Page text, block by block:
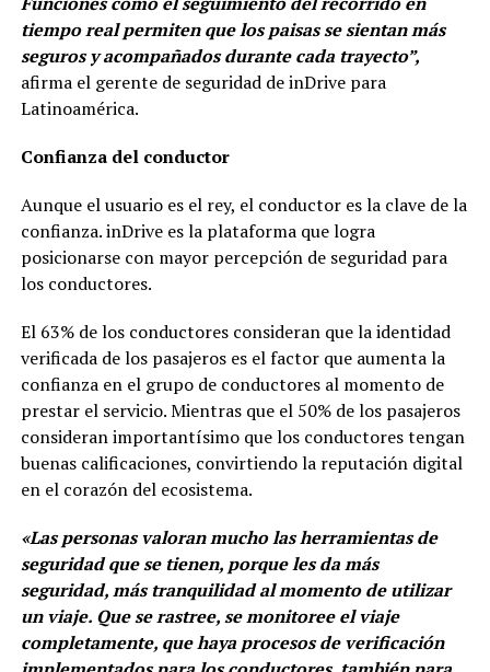
tiempo real permiten que los paisas se sientan más
seguros y acompañados durante cada trayecto”,
afirma el gerente de seguridad de inDrive para
Latinoamérica.
Confianza del conductor
Aunque el usuario es el rey, el conductor es la clave de la
confianza. inDrive es la plataforma que logra
posicionarse con mayor percepción de seguridad para
los conductores.
El 63% de los conductores consideran que la identidad
verificada de los pasajeros es el factor que aumenta la
confianza en el grupo de conductores al momento de
prestar el servicio. Mientras que el 50% de los pasajeros
consideran importantísimo que los conductores tengan
buenas calificaciones, convirtiendo la reputación digital
en el corazón del ecosistema.
«Las personas valoran mucho las herramientas de
seguridad que se tienen, porque les da más
seguridad, más tranquilidad al momento de utilizar
un viaje. Que se rastree, se monitoree el viaje
completamente, que haya procesos de verificación